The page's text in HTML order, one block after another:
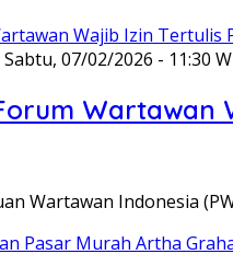
Sabtu, 07/02/2026 - 11:30
Wartawan
Wartawan Indonesia